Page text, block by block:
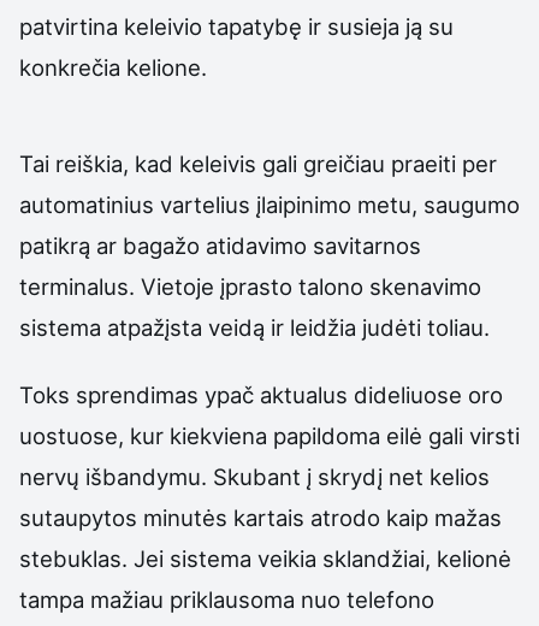
patvirtina keleivio tapatybę ir susieja ją su
konkrečia kelione.
Tai reiškia, kad keleivis gali greičiau praeiti per
automatinius vartelius įlaipinimo metu, saugumo
patikrą ar bagažo atidavimo savitarnos
terminalus. Vietoje įprasto talono skenavimo
sistema atpažįsta veidą ir leidžia judėti toliau.
Toks sprendimas ypač aktualus dideliuose oro
uostuose, kur kiekviena papildoma eilė gali virsti
nervų išbandymu. Skubant į skrydį net kelios
sutaupytos minutės kartais atrodo kaip mažas
stebuklas. Jei sistema veikia sklandžiai, kelionė
tampa mažiau priklausoma nuo telefono